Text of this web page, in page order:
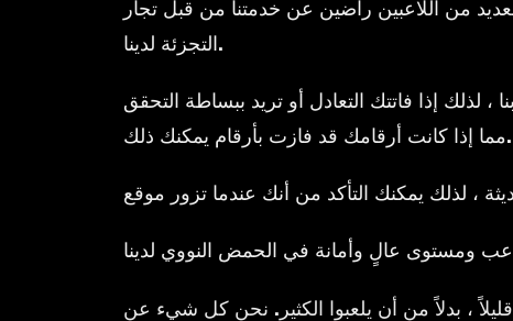
من اللاعبين راضين عن خدمتنا من قبل تجار
التجزئة لدينا.
بنا ، لذلك إذا فاتتك التعادل أو تريد ببساطة التحقق
مما إذا كانت أرقامك قد فازت بأرقام يمكنك ذلك.
، بدلاً من أن يلعبوا الكثير. نحن كل شيء عن